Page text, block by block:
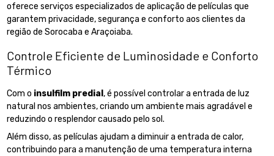
oferece serviços especializados de aplicação de películas que
garantem privacidade, segurança e conforto aos clientes da
região de Sorocaba e Araçoiaba.
Controle Eficiente de Luminosidade e Conforto
Térmico
Com o insulfilm predial, é possível controlar a entrada de luz
natural nos ambientes, criando um ambiente mais agradável e
reduzindo o resplendor causado pelo sol.
Além disso, as películas ajudam a diminuir a entrada de calor,
contribuindo para a manutenção de uma temperatura interna